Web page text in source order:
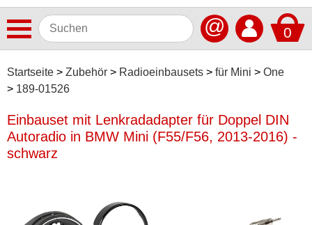
0
@
Startseite Zubehör Radioeinbausets für Mini
One
189-01526
Autoradios
Dashcams
Elektromobilität
Einbauset mit Lenkradadapter für Doppel DIN
Autoradio in BMW Mini (F55/F56, 2013-2016) -
schwarz